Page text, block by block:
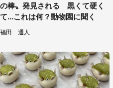
の棒〟発見される 黒くて硬く
て...これは何？動物園に聞く
福田 週人